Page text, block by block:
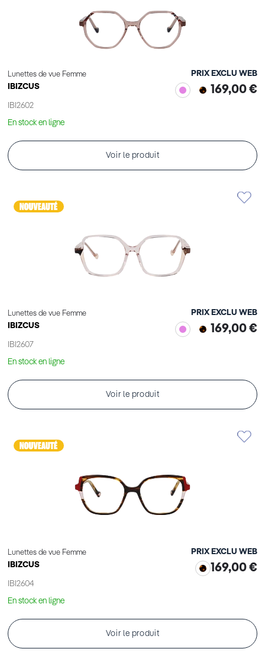
Lunettes de vue Femme
IBIZCUS
IBI2602
PRIX EXCLU WEB
169,00 €
En stock en ligne
Voir le produit
Lunettes de vue Femme
IBIZCUS
IBI2607
PRIX EXCLU WEB
169,00 €
En stock en ligne
Voir le produit
Lunettes de vue Femme
IBIZCUS
IBI2604
PRIX EXCLU WEB
169,00 €
En stock en ligne
Voir le produit